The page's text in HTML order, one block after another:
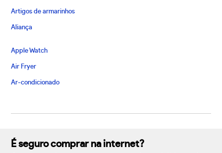
Artigos de armarinhos
Aliança
Apple Watch
Air Fryer
Ar-condicionado
É seguro comprar na internet?